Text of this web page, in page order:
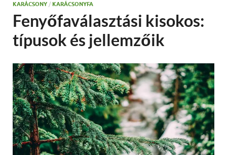
KARÁCSONY / KARÁCSONYFA
Fenyőfaválasztási kisokos:
típusok és jellemzőik